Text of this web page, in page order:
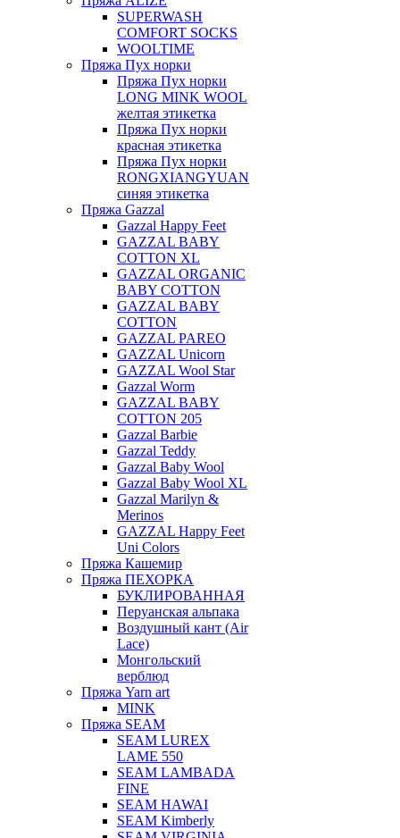
SUPERWASH
COMFORT SOCKS
WOOLTIME
Пряжа Пух норки
Пряжа Пух норки
LONG MINK WOOL
желтая этикетка
Пряжа Пух норки
красная этикетка
Пряжа Пух норки
RONGXIANGYUAN
синяя этикетка
Пряжа Gazzal
Gazzal Happy Feet
GAZZAL BABY
COTTON XL
GAZZAL ORGANIC
BABY COTTON
GAZZAL BABY
COTTON
GAZZAL PAREO
GAZZAL Unicorn
GAZZAL Wool Star
Gazzal Worm
GAZZAL BABY
COTTON 205
Gazzal Barbie
Gazzal Teddy
Gazzal Baby Wool
Gazzal Baby Wool XL
Gazzal Marilyn &
Merinos
GAZZAL Happy Feet
Uni Colors
Пряжа Кашемир
Пряжа ПЕХОРКА
БУКЛИРОВАННАЯ
Перуанская альпака
Воздушный кант (Air
Lace)
Монгольский
верблюд
Пряжа Yarn art
MINK
Пряжа SEAM
SEAM LUREX
LAME 550
SEAM LAMBADA
FINE
SEAM HAWAI
SEAM Kimberly